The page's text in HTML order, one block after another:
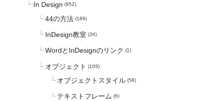
In Design (952)
44の方法 (189)
InDesign教室 (34)
WordとInDesignのリンク (1)
オブジェクト (109)
オブジェクトスタイル (58)
テキストフレーム (6)